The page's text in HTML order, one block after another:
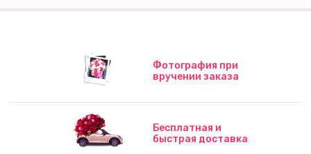
Фотография при
вручении заказа
Бесплатная и
быстрая доставка